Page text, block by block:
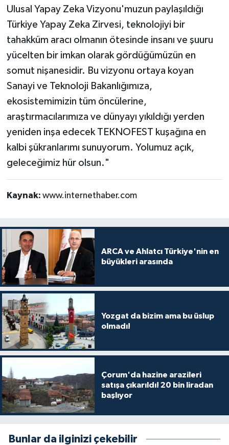
Ulusal Yapay Zeka Vizyonu'muzun paylaşıldığı
Türkiye Yapay Zeka Zirvesi, teknolojiyi bir
tahakküm aracı olmanın ötesinde insanı ve şuuru
yücelten bir imkan olarak gördüğümüzün en
somut nişanesidir. Bu vizyonu ortaya koyan
Sanayi ve Teknoloji Bakanlığımıza,
ekosistemimizin tüm öncülerine,
araştırmacılarımıza ve dünyayı yıkıldığı yerden
yeniden inşa edecek TEKNOFEST kuşağına en
kalbi şükranlarımı sunuyorum. Yolumuz açık,
geleceğimiz hür olsun."
Kaynak: www.internethaber.com
ARCA ve Ahlatcı Türkiye'nin en
büyükleri arasında
Yozgat da bizim ama bu üslup
olmadı!
Çorum'da hazine arazileri
satışa çıkarıldı! 20 bin liradan
başlıyor
Bunlar da ilginizi çekebilir